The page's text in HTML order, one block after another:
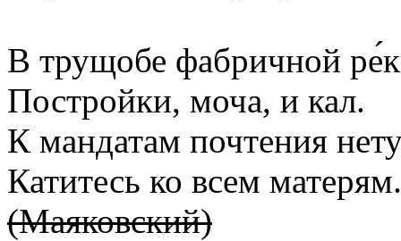
В трущобе фабричной
Постройки, моча, и кал.
К мандатам почтения
Катитесь ко всем матерям.
(Маяковский)